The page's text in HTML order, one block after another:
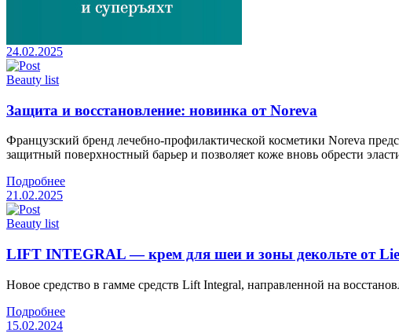
24.02.2025
Beauty list
Защита и восстановление: новинка от Noreva
Французский бренд лечебно-профилактической косметики Noreva
защитный поверхностный барьер и позволяет коже вновь обрести
Подробнее
21.02.2025
Beauty list
LIFT INTEGRAL — крем для шеи и зоны декольте от
Новое средство в гамме средств Lift Integral, направленной на
Подробнее
15.02.2024